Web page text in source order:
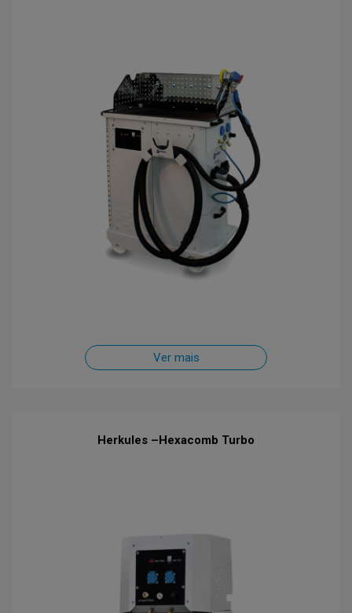
Ver mais
Herkules –Hexacomb Turbo